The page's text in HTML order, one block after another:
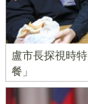
盧市長探視時
餐」